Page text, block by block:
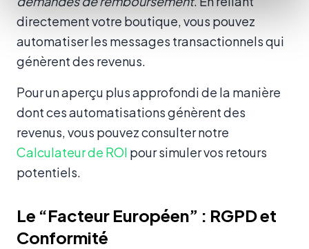
directement votre boutique, vous pouvez
automatiser les messages transactionnels qui
génèrent des revenus.
Pour un aperçu plus approfondi de la manière
dont ces automatisations génèrent des
revenus, vous pouvez consulter notre
Calculateur de ROI pour simuler vos retours
potentiels.
Le “Facteur Européen” : RGPD et
Conformité